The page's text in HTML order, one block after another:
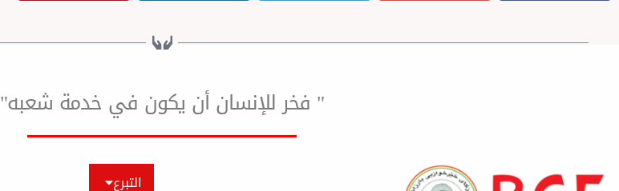
" فخر للإنسان أن يكون في خدمة شعبه"
التبرع